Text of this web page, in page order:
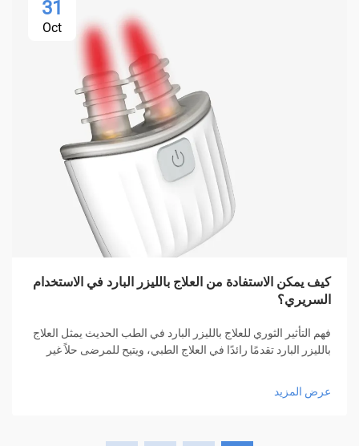
31
Oct
كيف يمكن الاستفادة من العلاج بالليزر البارد في الاستخدام
السريري؟
فهم التأثير الثوري للعلاج بالليزر البارد في الطب الحديث يمثل العلاج
بالليزر البارد تقدمًا رائدًا في العلاج الطبي، ويتيح للمرضى حلاً غير
عمليات الشفاء الطبيعية في الجسم دون التسبب في تلف الأنسجة.
عرض المزيد